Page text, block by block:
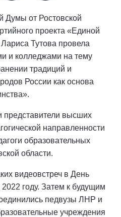
Думы от Ростовской
проекта «Единой
Тутова провела
и колледжами на тему
традиций и
России как основа
представители высших
направленности
образовательных
области.
видеовстреч в День
2022 году. Затем к будущим
педвузы ЛНР и
учреждения